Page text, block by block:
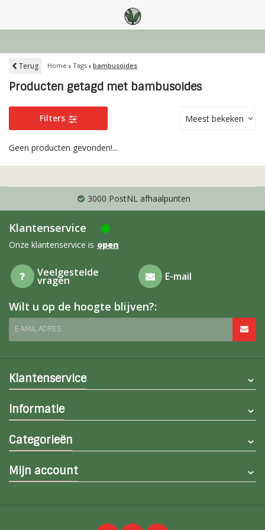
Terug Home Tags bambusoides
Producten getagd met bambusoides
Filters Meest bekeken
Geen producten gevonden!...
3000 PostNL afhaalpunten
Klantenservice
Onze klantenservice is open
Veelgestelde
vragen E-mail
Wilt u op de hoogte blijven?:
E-MAIL ADRES
Klantenservice
Informatie
Categorieën
Mijn account